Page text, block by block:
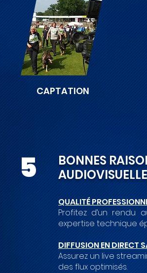
CAPTATION
5
BONNES
QUALITÉ
Profitez d’un
expertise technique
DIFFUSION EN DIRECT
Assurez un live
des flux optimisés.